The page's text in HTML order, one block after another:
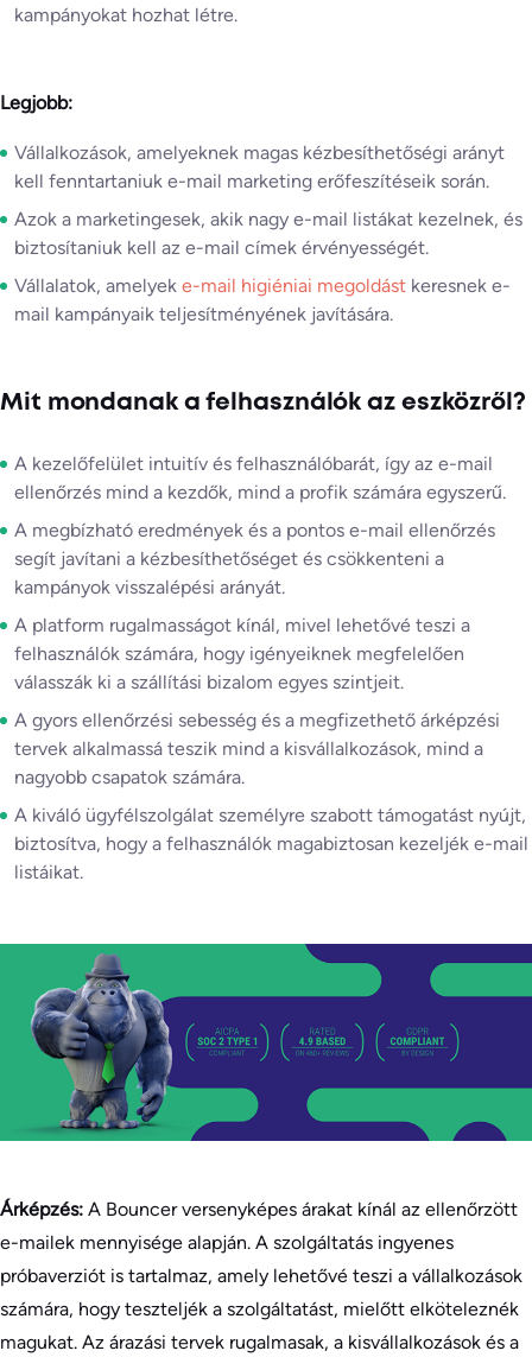
kampányokat hozhat létre.
Legjobb:
Vállalkozások, amelyeknek magas kézbesíthetőségi arányt
kell fenntartaniuk e-mail marketing erőfeszítéseik során.
Azok a marketingesek, akik nagy e-mail listákat kezelnek, és
biztosítaniuk kell az e-mail címek érvényességét.
Vállalatok, amelyek e-mail higiéniai megoldást keresnek e-
mail kampányaik teljesítményének javítására.
Mit mondanak a felhasználók az eszközről?
A kezelőfelület intuitív és felhasználóbarát, így az e-mail
ellenőrzés mind a kezdők, mind a profik számára egyszerű.
A megbízható eredmények és a pontos e-mail ellenőrzés
segít javítani a kézbesíthetőséget és csökkenteni a
kampányok visszalépési arányát.
A platform rugalmasságot kínál, mivel lehetővé teszi a
felhasználók számára, hogy igényeiknek megfelelően
válasszák ki a szállítási bizalom egyes szintjeit.
A gyors ellenőrzési sebesség és a megfizethető árképzési
tervek alkalmassá teszik mind a kisvállalkozások, mind a
nagyobb csapatok számára.
A kiváló ügyfélszolgálat személyre szabott támogatást nyújt,
biztosítva, hogy a felhasználók magabiztosan kezeljék e-mail
listáikat.
Árképzés: A Bouncer versenyképes árakat kínál az ellenőrzött
e-mailek mennyisége alapján. A szolgáltatás ingyenes
próbaverziót is tartalmaz, amely lehetővé teszi a vállalkozások
számára, hogy teszteljék a szolgáltatást, mielőtt elköteleznék
magukat. Az árazási tervek rugalmasak, a kisvállalkozások és a